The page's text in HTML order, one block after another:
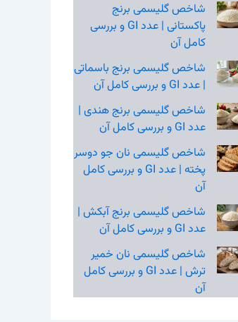
شاخص گلیسمی برنج
پاکستانی | عدد GI و بررسی
کامل آن
شاخص گلیسمی برنج باسماتی
| عدد GI و بررسی کامل آن
شاخص گلیسمی برنج هندی |
عدد GI و بررسی کامل آن
شاخص گلیسمی نان جو دوسر
پخته | عدد GI و بررسی کامل
آن
شاخص گلیسمی برنج آبکش |
عدد GI و بررسی کامل آن
شاخص گلیسمی نان خمیر
ترش | عدد GI و بررسی کامل
آن